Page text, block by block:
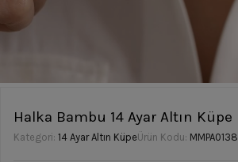
Halka Bambu 14 Ayar Altın Küpe
Kategori: 14 Ayar Altın KüpeÜrün Kodu: MMPA0138